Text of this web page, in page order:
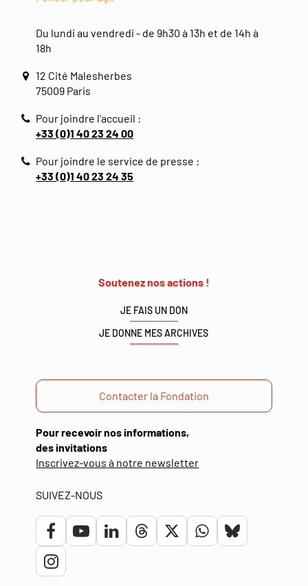
Du lundi au vendredi - de 9h30 à 13h et de 14h à
18h
12 Cité Malesherbes
75009 Paris
Pour joindre l'accueil :
+33 (0)1 40 23 24 00
Pour joindre le service de presse :
+33 (0)1 40 23 24 35
Soutenez nos actions !
JE FAIS UN DON
JE DONNE MES ARCHIVES
Contacter la Fondation
Pour recevoir nos informations,
des invitations
Inscrivez-vous à notre newsletter(ouverture
fenêtre)
SUIVEZ-NOUS
Lien
vers
LienLienLienLienLienLien
Lien